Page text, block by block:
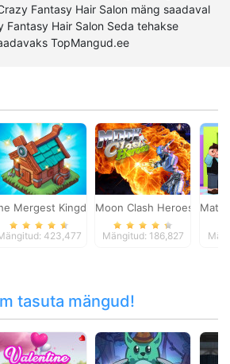
Fantasy Hair Salon mäng saadaval
Fantasy Hair Salon Seda tehakse
TopMangud.ee
Mergest Kingdom
423,477
Moon Clash Heroes
Mängitud: 186,827
Math
tasuta mängud!